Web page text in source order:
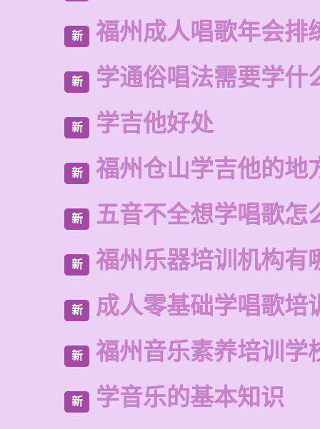
新 福州成人唱歌年会排
新 学通俗唱法需要学什
新 学吉他好处
新 福州仓山学吉他的地
新 五音不全想学唱歌怎
新 福州乐器培训机构有
新 成人零基础学唱歌培
新 福州音乐素养培训学
新 学音乐的基本知识